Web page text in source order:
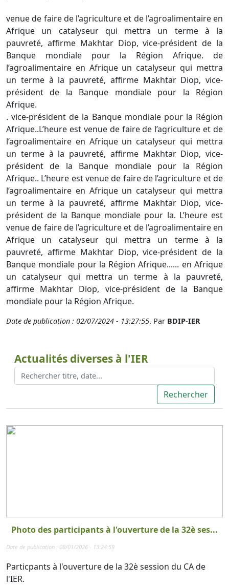
venue de faire de l’agriculture et de l’agroalimentaire en
Afrique un catalyseur qui mettra un terme à la
pauvreté, affirme Makhtar Diop, vice-président de la
Banque mondiale pour la Région Afrique. de
l’agroalimentaire en Afrique un catalyseur qui mettra
un terme à la pauvreté, affirme Makhtar Diop, vice-
président de la Banque mondiale pour la Région
Afrique.
. vice-président de la Banque mondiale pour la Région
Afrique..L’heure est venue de faire de l’agriculture et de
l’agroalimentaire en Afrique un catalyseur qui mettra
un terme à la pauvreté, affirme Makhtar Diop, vice-
président de la Banque mondiale pour la Région
Afrique.. L’heure est venue de faire de l’agriculture et de
l’agroalimentaire en Afrique un catalyseur qui mettra
un terme à la pauvreté, affirme Makhtar Diop, vice-
président de la Banque mondiale pour la. L’heure est
venue de faire de l’agriculture et de l’agroalimentaire en
Afrique un catalyseur qui mettra un terme à la
pauvreté, affirme Makhtar Diop, vice-président de la
Banque mondiale pour la Région Afrique...... en Afrique
un catalyseur qui mettra un terme à la pauvreté,
affirme Makhtar Diop, vice-président de la Banque
mondiale pour la Région Afrique.
Date de publication : 02/07/2024 - 13:27:55. Par BDIP-IER
Actualités diverses à l'IER
Photo des participants à l'ouverture de la 32è ses...
Date de publication : 08/01/2026 - 13:24:59
Particpants à l'ouverture de la 32è session du CA de
l'IER.